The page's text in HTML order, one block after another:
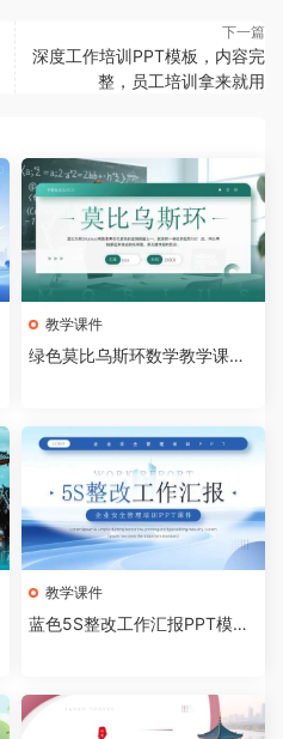
下一篇
深度工作培训PPT模板，内容完
整，员工培训拿来就用
教学课件
绿色莫比乌斯环数学教学课件P
教学课件
蓝色5S整改工作汇报PPT模板